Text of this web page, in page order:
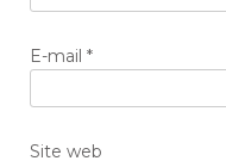
E-mail *
Site web